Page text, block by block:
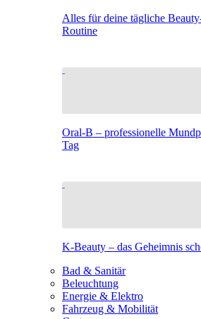
Alles für deine tägliche
Routine
Oral-B – professionelle
Tag
K-Beauty – das Geheimnis
Bad & Sanitär
Beleuchtung
Energie & Elektro
Fahrzeug & Mobilität